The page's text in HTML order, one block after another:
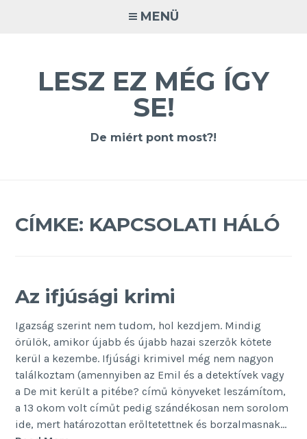
MENÜ
LESZ EZ MÉG ÍGY
SE!
De miért pont most?!
CÍMKE: KAPCSOLATI HÁLÓ
Az ifjúsági krimi
Igazság szerint nem tudom, hol kezdjem. Mindig
örülök, amikor újabb és újabb hazai szerzők kötete
kerül a kezembe. Ifjúsági krimivel még nem nagyon
találkoztam (amennyiben az Emil és a detektívek vagy
a De mit került a pitébe? című könyveket leszámítom,
a 13 okom volt címűt pedig szándékosan nem sorolom
ide, mert határozottan erőltetettnek és borzalmasnak…